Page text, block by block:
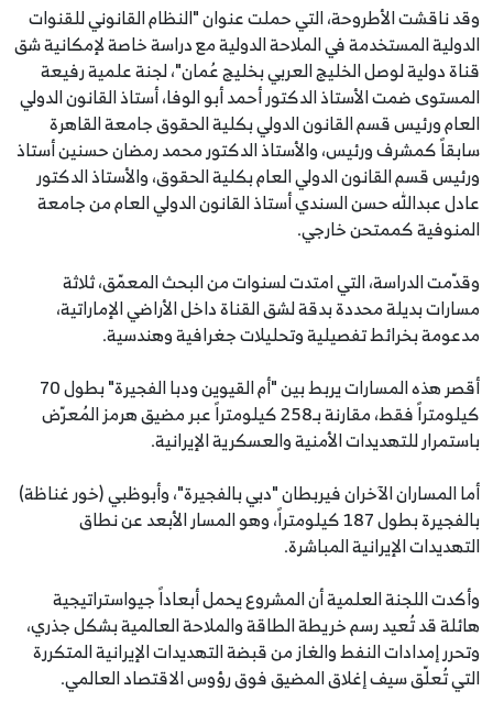
وقد ناقشت الأطروحة، التي حملت عنوان "النظام القانوني للقنوات
الدولية المستخدمة في الملاحة الدولية مع دراسة خاصة لإمكانية شق
قناة دولية لوصل الخليج العربي بخليج عُمان"، لجنة علمية رفيعة
المستوى ضمت الأستاذ الدكتور أحمد أبو الوفا، أستاذ القانون الدولي
العام ورئيس قسم القانون الدولي بكلية الحقوق جامعة القاهرة
سابقاً كمشرف ورئيس، والأستاذ الدكتور محمد رمضان حسنين أستاذ
ورئيس قسم القانون الدولي العام بكلية الحقوق، والأستاذ الدكتور
عادل عبدالله حسن السندي أستاذ القانون الدولي العام من جامعة
المنوفية كممتحن خارجي.
وقدّمت الدراسة، التي امتدت لسنوات من البحث المعمّق، ثلاثة
مسارات بديلة محددة بدقة لشق القناة داخل الأراضي الإماراتية،
مدعومة بخرائط تفصيلية وتحليلات جغرافية وهندسية.
أقصر هذه المسارات يربط بين "أم القيوين ودبا الفجيرة" بطول 70
كيلومتراً فقط، مقارنة بـ258 كيلومتراً عبر مضيق هرمز المُعرّض
باستمرار للتهديدات الأمنية والعسكرية الإيرانية.
أما المساران الآخران فيربطان "دبي بالفجيرة"، وأبوظبي (خور غناظة)
بالفجيرة بطول 187 كيلومتراً، وهو المسار الأبعد عن نطاق
التهديدات الإيرانية المباشرة.
وأكدت اللجنة العلمية أن المشروع يحمل أبعاداً جيواستراتيجية
هائلة قد تُعيد رسم خريطة الطاقة والملاحة العالمية بشكل جذري،
وتحرر إمدادات النفط والغاز من قبضة التهديدات الإيرانية المتكررة
التي تُعلّق سيف إغلاق المضيق فوق رؤوس الاقتصاد العالمي.